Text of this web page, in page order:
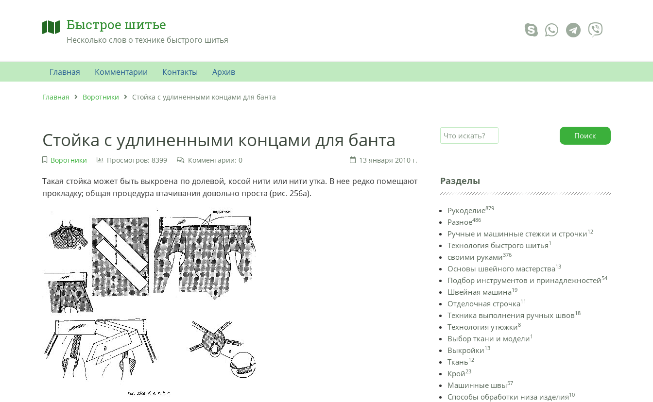
Быстрое шитье
Несколько слов о технике быстрого шитья
Главная Комментарии Контакты Архив
Главная Воротники Стойка с удлиненными концами для банта
Стойка с удлиненными концами для банта
Воротники Просмотров: 8399 Комментарии: 0 13 января 2010 г.
Такая стойка может быть выкроена по долевой, косой нити или нити утка. В нее редко помещают
прокладку; общая процедура втачивания довольно проста (рис. 256а).
Поиск
Разделы
Рукоделие879
Разное486
Ручные и машинные стежки и строчки12
Технология быстрого шитья1
своими руками376
Основы швейного мастерства13
Подбор инструментов и принадлежностей54
Швейная машина19
Отделочная строчка11
Техника выполнения ручных швов18
Технология утюжки8
Выбор ткани и модели1
Выкройки13
Ткань12
Крой23
Машинные швы57
Способы обработки низа изделия10